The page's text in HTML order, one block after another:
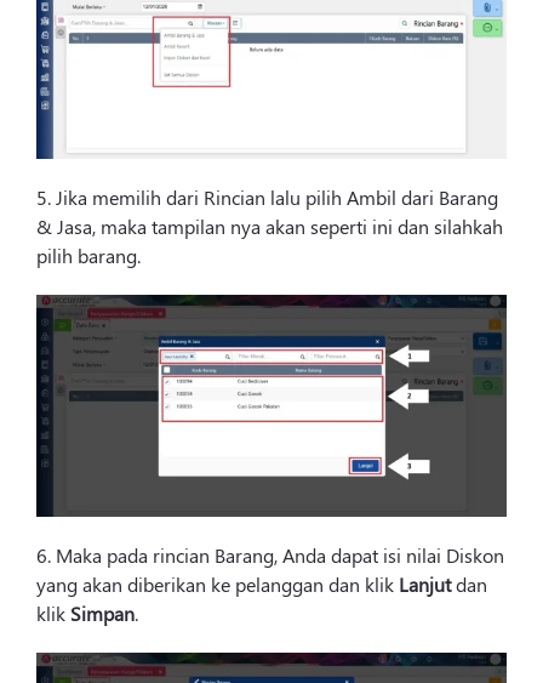
5. Jika memilih dari Rincian lalu pilih Ambil dari Barang
& Jasa, maka tampilan nya akan seperti ini dan silahkah
pilih barang.
6. Maka pada rincian Barang, Anda dapat isi nilai Diskon
yang akan diberikan ke pelanggan dan klik Lanjutdan
klik Simpan.